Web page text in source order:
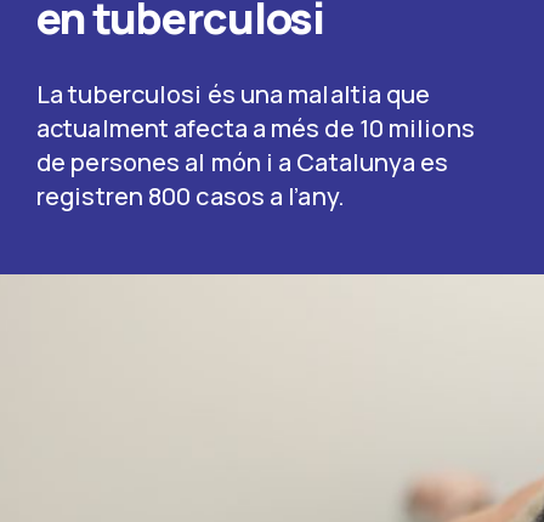
en tuberculosi
La tuberculosi és una malaltia que
actualment afecta a més de 10 milions
de persones al món i a Catalunya es
registren 800 casos a l’any.